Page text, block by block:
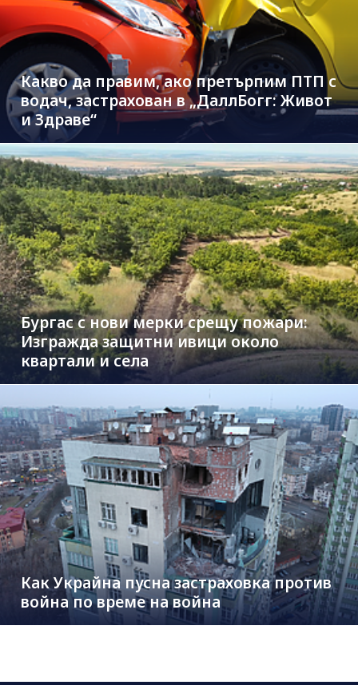
Какво да правим, ако претърпим ПТП с
водач, застрахован в „ДаллБогг: Живот
и Здраве“
Бургас с нови мерки срещу пожари:
Изгражда защитни ивици около
квартали и села
Как Украйна пусна застраховка против
война по време на война